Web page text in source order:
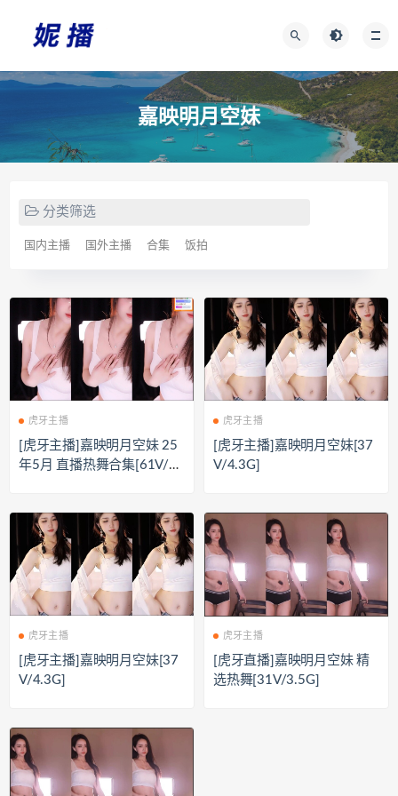
嘉映明月空妹
分类筛选
国内主播 国外主播 合集 饭拍
虎牙主播
[虎牙主播]嘉映明月空妹 25
年5月 直播热舞合集[61V/1
虎牙主播
[虎牙主播]嘉映明月空妹[37
V/4.3G]
虎牙主播
[虎牙主播]嘉映明月空妹[37
V/4.3G]
虎牙主播
[虎牙直播]嘉映明月空妹 精
选热舞[31V/3.5G]